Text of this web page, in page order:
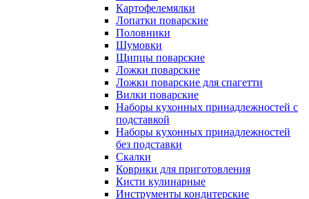
Картофелемялки
Лопатки поварские
Половники
Шумовки
Щипцы поварские
Ложки поварские
Ложки поварские для спагетти
Вилки поварские
Наборы кухонных принадлежностей с
подставкой
Наборы кухонных принадлежностей
без подставки
Скалки
Коврики для приготовления
Кисти кулинарные
Инструменты кондитерские